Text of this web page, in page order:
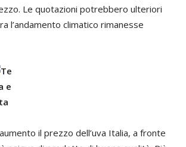
Le quotazioni potrebbero ulteriori
l’andamento climatico rimanesse
il prezzo dell’uva Italia, a fronte